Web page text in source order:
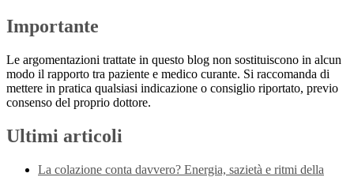
Importante
Le argomentazioni trattate in questo blog non sostituiscono in alcun
modo il rapporto tra paziente e medico curante. Si raccomanda di
mettere in pratica qualsiasi indicazione o consiglio riportato, previo
consenso del proprio dottore.
Ultimi articoli
La colazione conta davvero? Energia, sazietà e ritmi della